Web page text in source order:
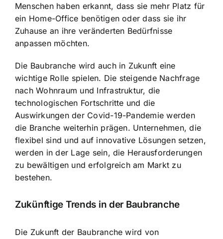
Menschen haben erkannt, dass sie mehr Platz für
ein Home-Office benötigen oder dass sie ihr
Zuhause an ihre veränderten Bedürfnisse
anpassen möchten.
Die Baubranche wird auch in Zukunft eine
wichtige Rolle spielen. Die steigende Nachfrage
nach Wohnraum und Infrastruktur, die
technologischen Fortschritte und die
Auswirkungen der Covid-19-Pandemie werden
die Branche weiterhin prägen. Unternehmen, die
flexibel sind und auf innovative Lösungen setzen,
werden in der Lage sein, die Herausforderungen
zu bewältigen und erfolgreich am Markt zu
bestehen.
Zukünftige Trends in der Baubranche
Die Zukunft der Baubranche wird von